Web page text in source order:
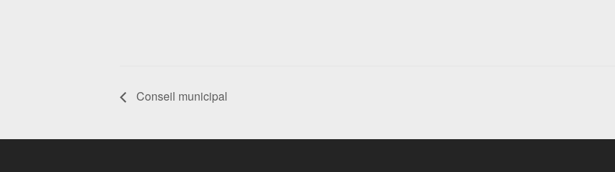
Conseil municipal